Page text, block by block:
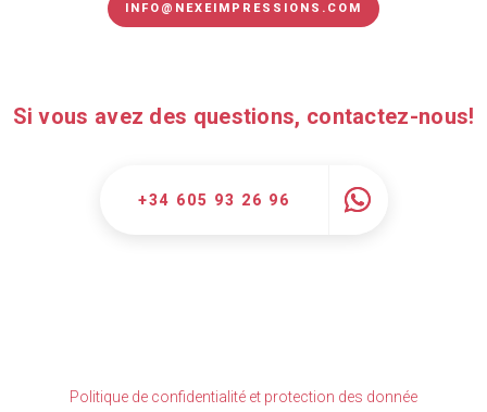
INFO@NEXEIMPRESSIONS.COM
Si vous avez des questions, contactez-nous!
+34 605 93 26 96
Politique de confidentialité et protection des donnée